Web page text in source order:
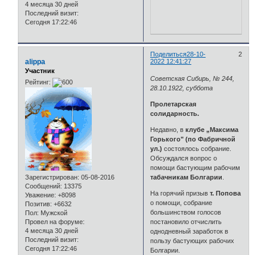
4 месяца 30 дней
Последний визит:
Сегодня 17:22:46
Поделиться 2
28-10-
2022 12:41:27
alippa
Участник
Рейтинг:
Зарегистрирован: 05-08-2016
Сообщений: 13375
Уважение: +8098
Позитив: +6632
Пол: Мужской
Провел на форуме:
4 месяца 30 дней
Последний визит:
Сегодня 17:22:46
Советская Сибирь, № 244,
28.10.1922, суббота
Пролетарская
солидарность.
Недавно, вклубе „Максима
Горького" (по Фабричной
ул.)состоялось собрание.
Обсуждался вопрос о
помощи бастующим рабочим
табачникам Болгарии.
На горячий призывт. Попова
о помощи, собрание
большинством голосов
постановило отчислить
однодневный заработок в
пользу бастующих рабочих
Болгарии.